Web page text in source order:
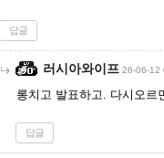
답글
러시아와이프 26-06-12
롱치고 발표하고. 다시오르
답글